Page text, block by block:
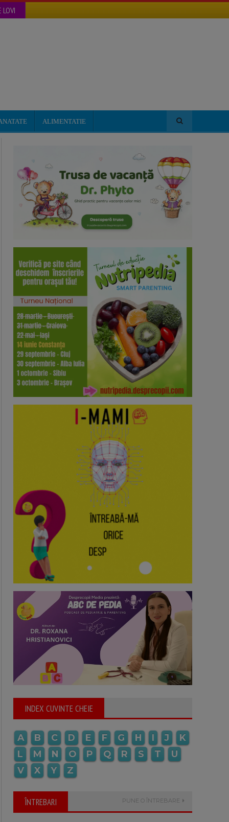
LOVI
ALIMENTATIE
INDEX CUVINTE CHEIE
A B C D E F G H I J
K
L
M N O P Q R S T
U
V
X Y Z
ÎNTREBARI PUNE O ÎNTREBARE